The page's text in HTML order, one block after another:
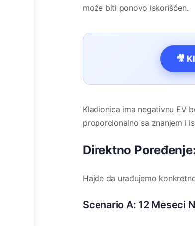
može biti ponovo iskorišćen.
🎥
Kladionica ima negativnu EV
proporcionalno sa znanjem i
Direktno
Hajde da urađujemo
Scenario A: 12 Meseci